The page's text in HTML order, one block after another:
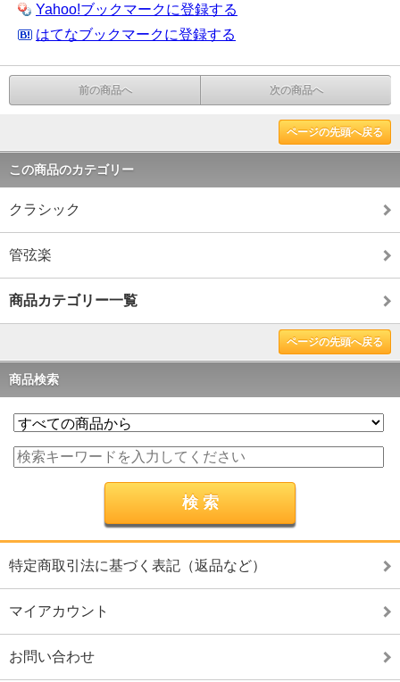
Yahoo!ブックマークに登録する
はてなブックマークに登録する
前の商品へ 次の商品へ
ページの先頭へ戻る
この商品のカテゴリー
クラシック
管弦楽
商品カテゴリー一覧
ページの先頭へ戻る
商品検索
特定商取引法に基づく表記（返品など）
マイアカウント
お問い合わせ